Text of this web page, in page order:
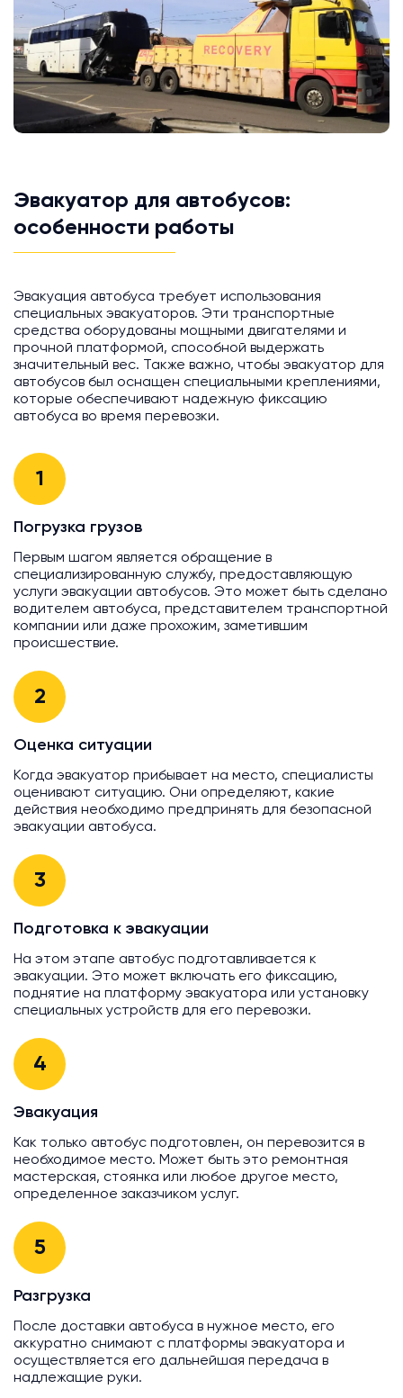
Эвакуатор для автобусов:
особенности работы
Эвакуация автобуса требует использования
специальных эвакуаторов. Эти транспортные
средства оборудованы мощными двигателями и
прочной платформой, способной выдержать
значительный вес. Также важно, чтобы эвакуатор для
автобусов был оснащен специальными креплениями,
которые обеспечивают надежную фиксацию
автобуса во время перевозки.
1
Погрузка грузов
Первым шагом является обращение в
специализированную службу, предоставляющую
услуги эвакуации автобусов. Это может быть сделано
водителем автобуса, представителем транспортной
компании или даже прохожим, заметившим
происшествие.
2
Оценка ситуации
Когда эвакуатор прибывает на место, специалисты
оценивают ситуацию. Они определяют, какие
действия необходимо предпринять для безопасной
эвакуации автобуса.
3
Подготовка к эвакуации
На этом этапе автобус подготавливается к
эвакуации. Это может включать его фиксацию,
поднятие на платформу эвакуатора или установку
специальных устройств для его перевозки.
4
Эвакуация
Как только автобус подготовлен, он перевозится в
необходимое место. Может быть это ремонтная
мастерская, стоянка или любое другое место,
определенное заказчиком услуг.
5
Разгрузка
После доставки автобуса в нужное место, его
аккуратно снимают с платформы эвакуатора и
осуществляется его дальнейшая передача в
надлежащие руки.